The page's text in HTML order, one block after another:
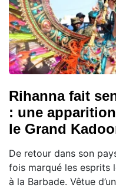
Rihanna fait
: une
le Grand
De retour dans son
fois marqué les esprits
à la Barbade. Vêtue